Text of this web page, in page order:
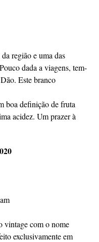
região e uma das
dada a viagens, tem-
Este branco
boa definição de fruta
acidez. Um prazer à
vintage com o nome
exclusivamente em